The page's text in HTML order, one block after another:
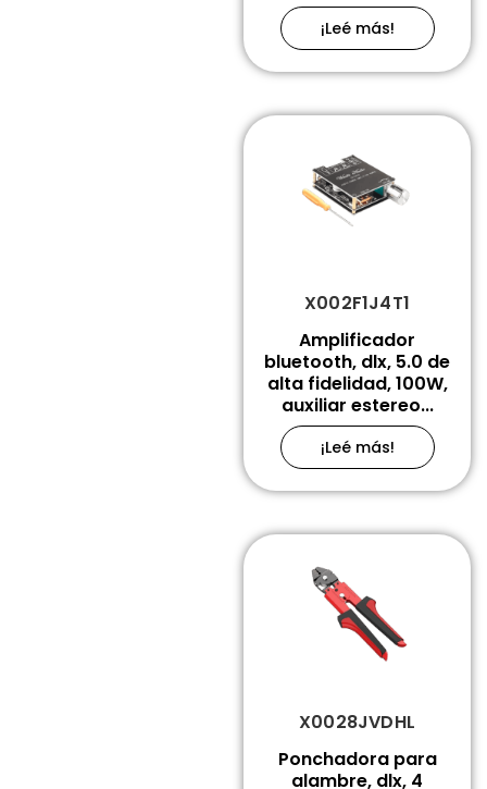
¡Leé más!
X002F1J4T1
Amplificador
bluetooth, dlx, 5.0 de
alta fidelidad, 100W,
auxiliar estereo...
¡Leé más!
X0028JVDHL
Ponchadora para
alambre, dlx, 4